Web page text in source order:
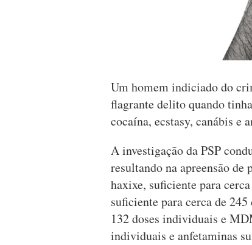
Um homem indiciado do
flagrante delito quando
cocaína, ecstasy, canábis e
A investigação da PSP
resultando na apreensão
haxixe, suficiente para
suficiente para cerca de
132 doses individuais e
individuais e anfetaminas